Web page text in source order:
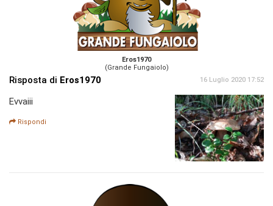
Eros1970
(Grande Fungaiolo)
Risposta di Eros1970 16 Luglio 2020 17:52
Evvaiii
Rispondi